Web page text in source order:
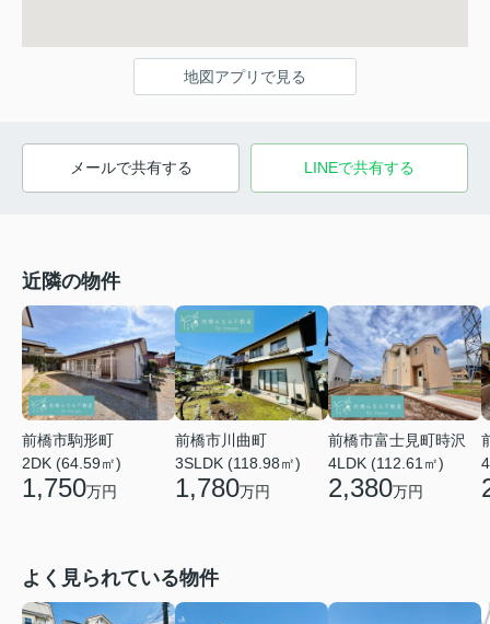
地図アプリで見る
メールで共有する LINEで共有する
近隣の物件
前橋市駒形町
2DK (64.59㎡)
1,750万円
前橋市川曲町
3SLDK (118.98㎡)
1,780万円
前橋市富士見町時沢
4LDK (112.61㎡)
2,380万円
よく見られている物件